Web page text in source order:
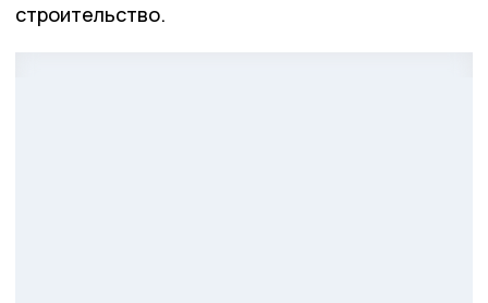
строительство.